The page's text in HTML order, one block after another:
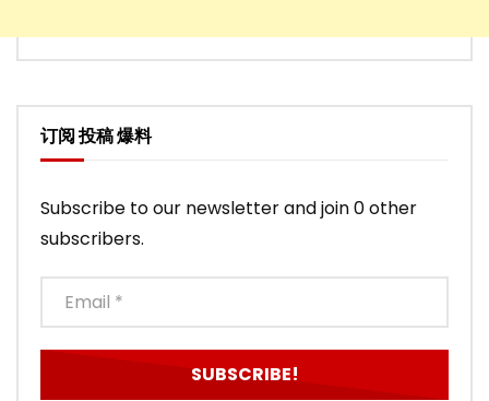
订阅 投稿 爆料
Subscribe to our newsletter and join 0 other
subscribers.